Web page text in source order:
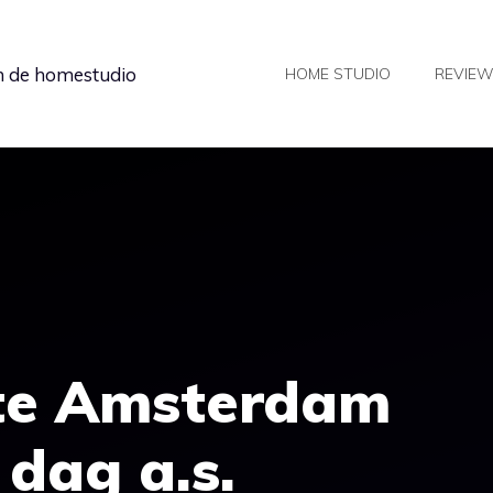
de homestudio HOME STUDIO
Amsterdam
a.s.